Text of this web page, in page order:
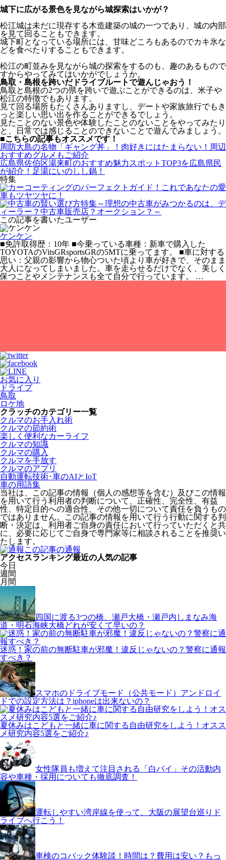
城下に広がる景色を見ながら城探索はいかが？
松江城は未だに現存する木造建築の城の一つであり、城の内部
を見て回ることもできます。
城下町となっている場所には、甘味どころもあるのでカキ氷な
どを食べたりすることもできます。
松江の町並みを見ながら城の探索をするのも、趣のあるもので
すからやってみてはいかがでしょうか。
鳥取・島根を跨いだドライブルートで遊んじゃおう！
鳥取と島根の2つの県を跨いで遊ぶことができるのは、米子や
松江の特徴でもあります。
見て回る場所もたくさんありますし、デートや家族旅行でもき
っと楽しい思い出を作ることができるでしょう。
見たことのない景色や体験したことのないことをやってみたり
と、日常では感じることのできないことで遊んでみましょう。
■こちらの記事もオススメです！
周防大島の名物「ギャング丼」！肉好きにはたまらない！周辺
おすすめグルメもご紹介
広島県佐伯区湯来町のおすすめ魅力スポットTOP3を広島県民
が紹介！足湯にいのしし鍋！
特集
この記事を書いたユーザー
ケンケン
■免許取得歴：10年 ■今乗っている車種：新車で購入した
TOYOTAのVitsGRsportsGRの5MTに乗ってます。 ■車に対する
思い：父親の影響から物心ついた頃より車が好きで、そのまま
大人になってしまいました。車を走らせるだけでなく、美しく
保つことやメンテナンスも全て自分で行っています。 …
お気に入り
ドライブ
鳥取
ロケ地
クラッチのカテゴリー一覧
クルマのお手入れ術
クルマの節約術
楽しく便利なカーライフ
クルマの知識
クルマの購入
クルマを手放す
クルマのアプリ
自動運転技術･車のAIとIoT
車の用語集
当社は、この記事の情報（個人の感想等を含む）及びこの情報
を用いて行う利用者の判断について、正確性、完全性、有益
性、特定目的への適合性、その他一切について責任を負うもの
ではありません。この記事の情報を用いて行う行動に関する判
断・決定は、利用者ご自身の責任において行っていただくと共
に、必要に応じてご自身で専門家等に相談されることを推奨い
たします。
この記事の通報
アクセスランキング最近の人気の記事
今日
週間
月間
四国に渡る3つの橋、瀬戸大橋・瀬戸内しまなみ海
道・明石海峡大橋どれが安くて早いの？
迷惑！家の前の無断駐車が邪魔！違反じゃないの？警察に通報
すべき？
スマホのドライブモード（公共モード）アンドロイ
ドでの設定方法は？iphoneは出来ないの？
夏休みはこどもと一緒に車に関する自由研究をしよう！オスス
メ研究内容5選をご紹介♪
女性隊員も増えて注目される「白バイ」その活動内
容や車種・採用についても徹底調査！
運転しやすい湾岸線を使って、大阪の展望台巡りド
ライブへ行こう！
車検のコバック体験談！時間は？費用は安い？もっ